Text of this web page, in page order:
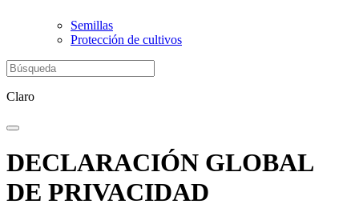
Semillas
Protección de cultivos
Claro
DECLARACIÓN GLOBAL
DE PRIVACIDAD